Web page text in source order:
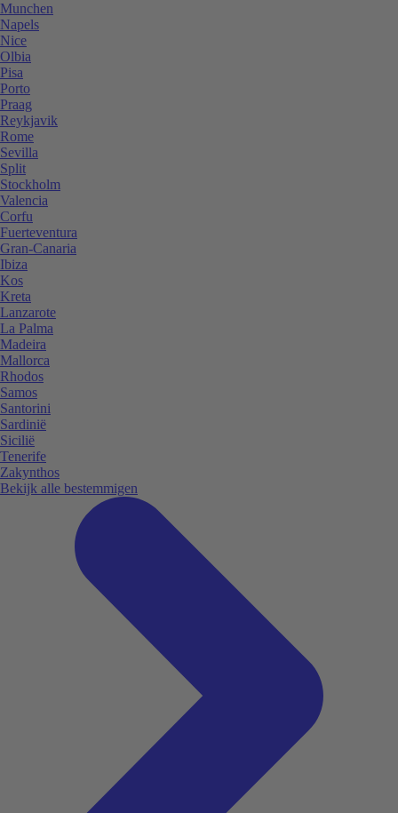
Munchen
Napels
Nice
Olbia
Pisa
Porto
Praag
Reykjavik
Rome
Sevilla
Split
Stockholm
Valencia
Corfu
Fuerteventura
Gran-Canaria
Ibiza
Kos
Kreta
Lanzarote
La Palma
Madeira
Mallorca
Rhodos
Samos
Santorini
Sardinië
Sicilië
Tenerife
Zakynthos
Bekijk alle bestemmigen